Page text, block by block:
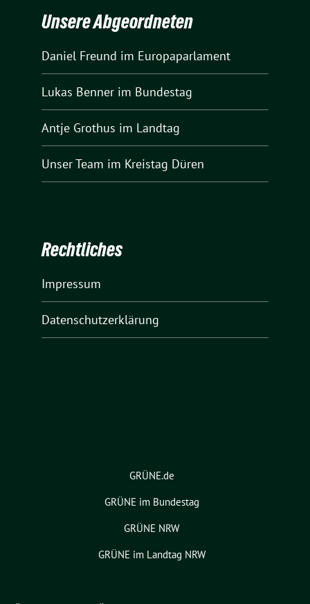
Unsere Abgeordneten
Daniel Freund im Europaparlament
Lukas Benner im Bundestag
Antje Grothus im Landtag
Unser Team im Kreistag Düren
Rechtliches
Impressum
Datenschutzerklärung
GRÜNE.de
GRÜNE im Bundestag
GRÜNE NRW
GRÜNE im Landtag NRW